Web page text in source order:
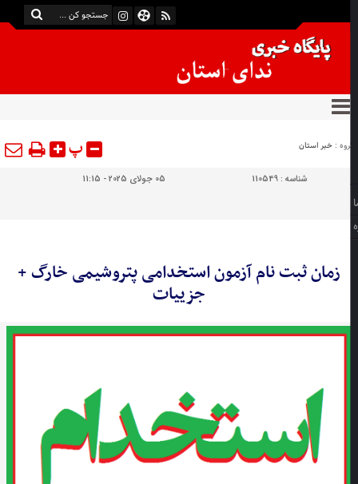
:خبر استان پ
شناسه :110549 05 جولای 2025 - 11:15
زمان ثبت نام آزمون استخدامی پتروشیمی خارگ +
جزییات